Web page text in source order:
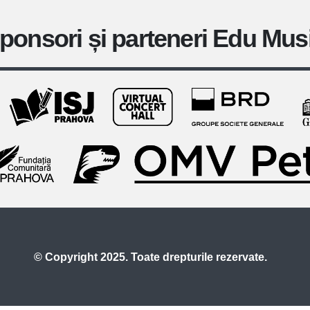
și parteneri Edu
© Copyright 2025. Toate drepturile rezervate.